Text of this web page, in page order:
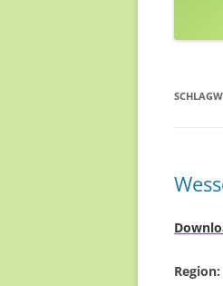
Region: